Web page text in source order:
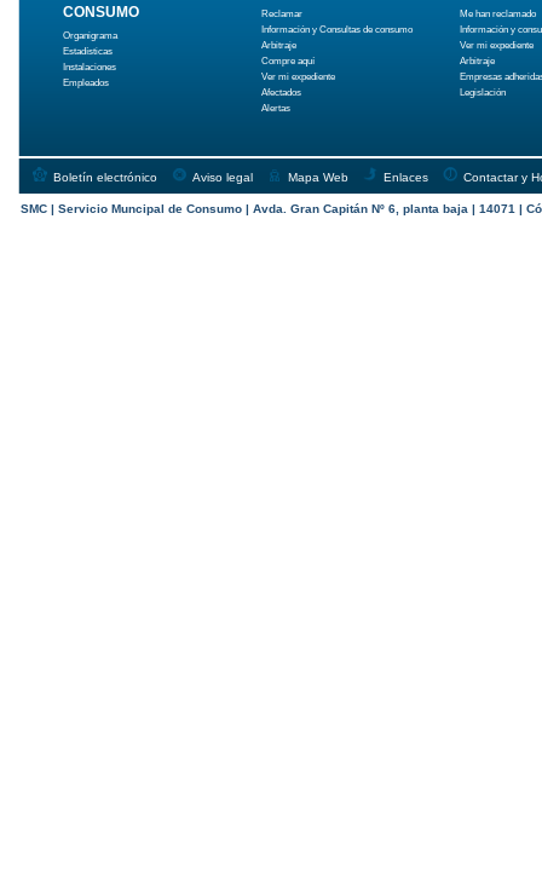
CONSUMO
Organigrama
Estadísticas
Instalaciones
Empleados
Reclamar
Información y Consultas de consumo
Arbitraje
Compre aquí
Ver mi expediente
Afectados
Alertas
Me han reclamado
Información y
Ver mi expediente
Arbitraje
Empresas
Legislación
Boletín electrónico Aviso legal Mapa Web Enlaces Contactar y
SMC | Servicio Muncipal de Consumo | Avda. Gran Capitán Nº 6, planta baja | 14071 |